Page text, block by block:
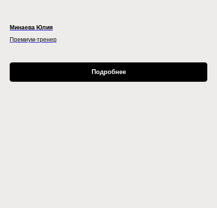
Минаева Юлия
Премиум-тренер
Подробнее